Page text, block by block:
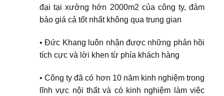
đại tại xưởng hớn 2000m2 của công ty, đảm
bảo giá cả tốt nhất không qua trung gian
• Đức Khang luôn nhận được những phản hồi
tích cực và lời khen từ phía khách hàng
• Công ty đã có hơn 10 năm kinh nghiệm trong
lĩnh vực nội thất và có kinh nghiệm làm việc